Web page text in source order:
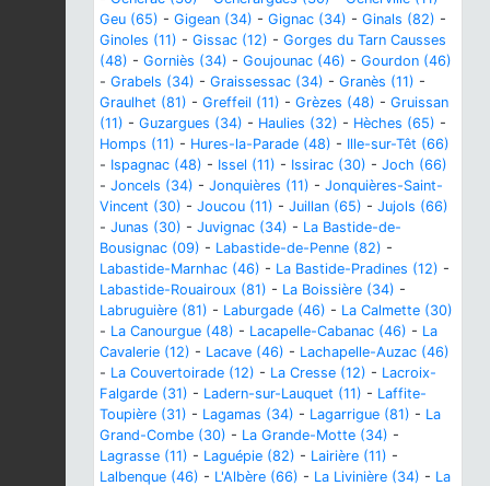
Geu (65) - Gigean (34) - Gignac (34) - Ginals (82) -
Ginoles (11) - Gissac (12) - Gorges du Tarn Causses
(48) - Gorniès (34) - Goujounac (46) - Gourdon (46)
- Grabels (34) - Graissessac (34) - Granès (11) -
Graulhet (81) - Greffeil (11) - Grèzes (48) - Gruissan
(11) - Guzargues (34) - Haulies (32) - Hèches (65) -
Homps (11) - Hures-la-Parade (48) - Ille-sur-Têt (66)
- Ispagnac (48) - Issel (11) - Issirac (30) - Joch (66)
- Joncels (34) - Jonquières (11) - Jonquières-Saint-
Vincent (30) - Joucou (11) - Juillan (65) - Jujols (66)
- Junas (30) - Juvignac (34) - La Bastide-de-
Bousignac (09) - Labastide-de-Penne (82) -
Labastide-Marnhac (46) - La Bastide-Pradines (12) -
Labastide-Rouairoux (81) - La Boissière (34) -
Labruguière (81) - Laburgade (46) - La Calmette (30)
- La Canourgue (48) - Lacapelle-Cabanac (46) - La
Cavalerie (12) - Lacave (46) - Lachapelle-Auzac (46)
- La Couvertoirade (12) - La Cresse (12) - Lacroix-
Falgarde (31) - Ladern-sur-Lauquet (11) - Laffite-
Toupière (31) - Lagamas (34) - Lagarrigue (81) - La
Grand-Combe (30) - La Grande-Motte (34) -
Lagrasse (11) - Laguépie (82) - Lairière (11) -
Lalbenque (46) - L'Albère (66) - La Livinière (34) - La